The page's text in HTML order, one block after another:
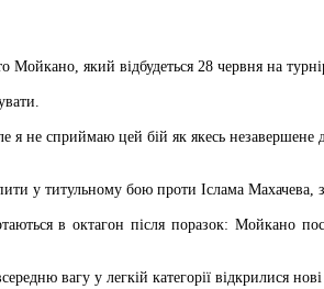
який відбудеться 28 червня на
не сприймаю цей бій як якесь незавершене
у титульному бою проти Іслама
в октагон після поразок: Мойкано
вагу у легкій категорії відкрилися нові